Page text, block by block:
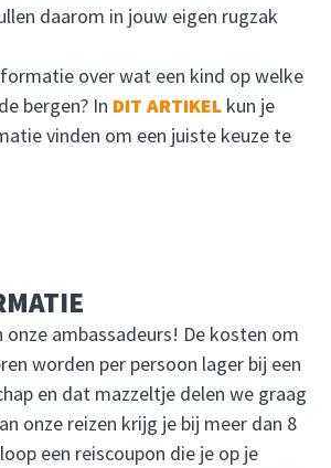
daarom in jouw eigen rugzak
over wat een kind op welke
bergen? In DIT ARTIKEL kun je
vinden om een juiste keuze te
onze ambassadeurs! De kosten om
worden per persoon lager bij een
en dat mazzeltje delen we graag
onze reizen krijg je bij meer dan 8
een reiscoupon die je op je